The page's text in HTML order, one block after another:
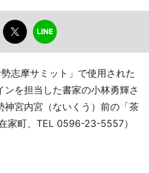
志摩サミット」で使用された
を担当した書家の小林勇輝さ
神宮内宮（ないくう）前の「茶
家町、TEL 0596-23-5557）